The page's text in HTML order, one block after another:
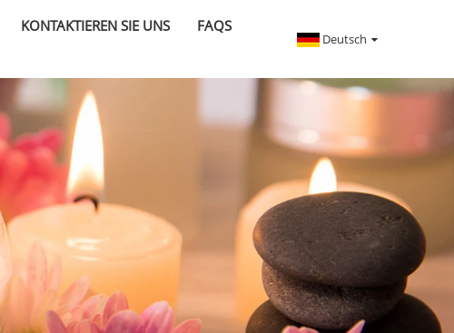
KONTAKTIEREN SIE UNS FAQS
Deutsch